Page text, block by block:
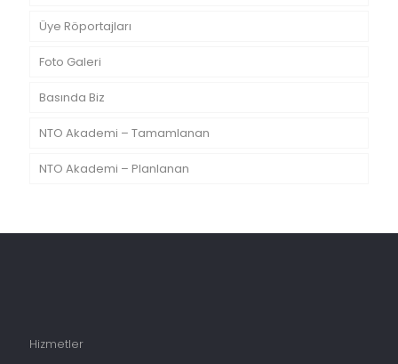
Üye Röportajları
Foto Galeri
Basında Biz
NTO Akademi – Tamamlanan
NTO Akademi – Planlanan
Hizmetler